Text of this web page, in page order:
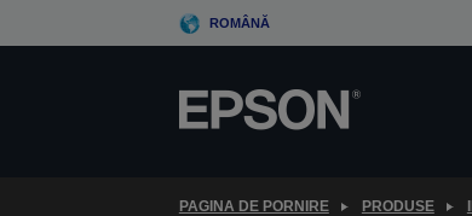
to
ROMÂNĂ
PAGINA DE PORNIRE PRODUSE